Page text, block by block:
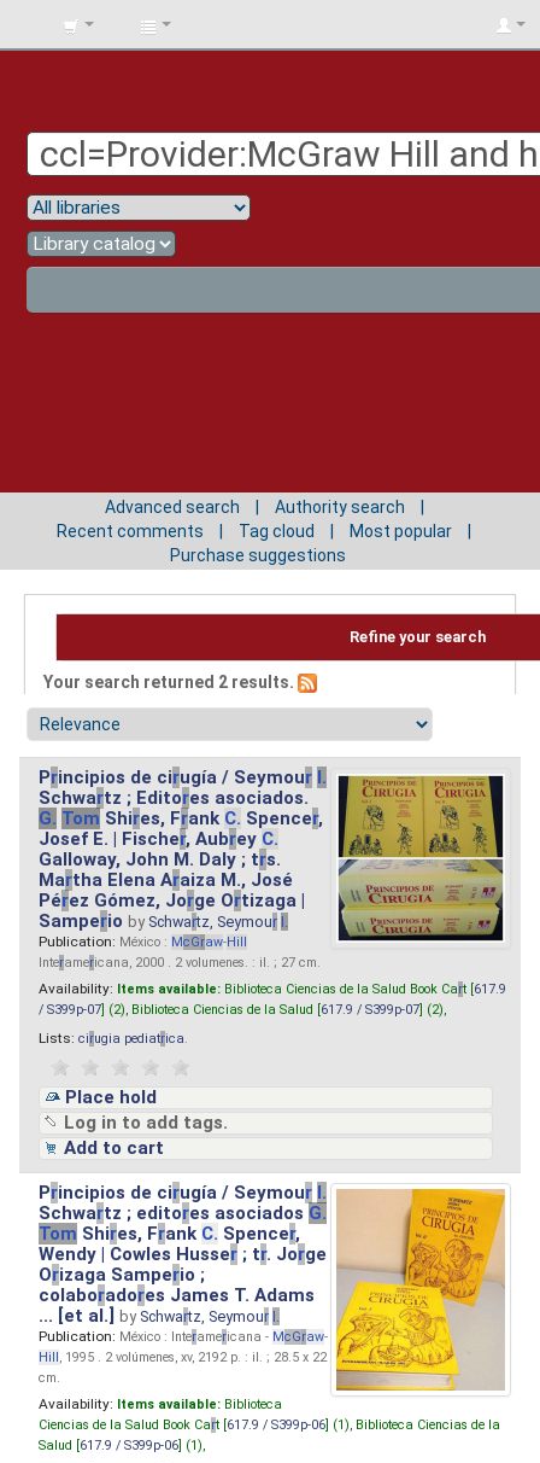
BIBLIOTECA
Advanced search
Authority search
Recent comments
Tag cloud
Most popular
Purchase suggestions
Refine your search
Your search returned 2 results.
Principios de cirugía / Seymour I.
Schwartz ; Editores asociados.
G. Tom Shires, Frank C. Spencer,
Josef E. | Fischer, Aubrey C.
Galloway, John M. Daly ; trs.
Martha Elena Araiza M., José
Pérez Gómez, Jorge Ortizaga |
Samperio by Schwartz, Seymour I.
Publication: México : McGraw-Hill
Interamericana, 2000 . 2 volumenes. : il. ; 27 cm.
Availability: Items available: Biblioteca Ciencias de la Salud Book Cart [ 617.9
/ S399p-07 ] (2), Biblioteca Ciencias de la Salud [ 617.9 / S399p-07 ] (2),
Lists: cirugia pediatrica
Place hold
Log in to add tags.
Add to cart
Principios de cirugía / Seymour I.
Schwartz ; editores asociados G.
Tom Shires, Frank C. Spencer,
Wendy | Cowles Husser ; tr. Jorge
Orizaga Samperio ;
colaboradores James T. Adams
... [et al.]by Schwartz, Seymour I.
Publication: México : Interamericana - McGraw-
Hill, 1995 . 2 volúmenes, xv, 2192 p. : il. ; 28.5 x 22
cm.
Availability: Items available: Biblioteca
Ciencias de la Salud Book Cart [ 617.9 / S399p-06 ] (1), Biblioteca Ciencias de la
Salud [ 617.9 / S399p-06 ] (1),